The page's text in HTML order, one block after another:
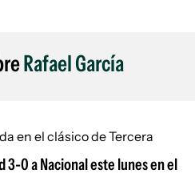
Rafael García
3-0 a Nacional este lunes en el